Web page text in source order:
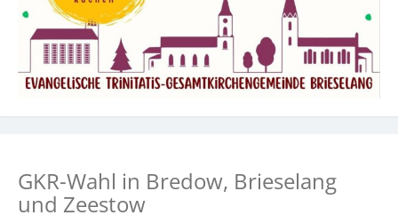
GKR-Wahl in Bredow, Brieselang
und Zeestow